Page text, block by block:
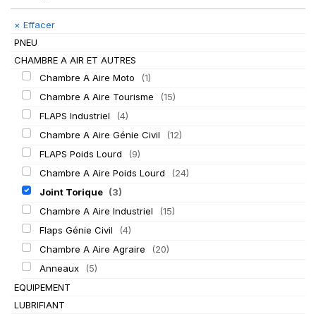
× Effacer
PNEU
CHAMBRE A AIR ET AUTRES
Chambre A Aire Moto
(1)
Chambre A Aire Tourisme
(15)
FLAPS Industriel
(4)
Chambre A Aire Génie Civil
(12)
FLAPS Poids Lourd
(9)
Chambre A Aire Poids Lourd
(24)
Joint Torique (3)
Chambre A Aire Industriel
(15)
Flaps Génie Civil
(4)
Chambre A Aire Agraire
(20)
Anneaux
(5)
EQUIPEMENT
LUBRIFIANT